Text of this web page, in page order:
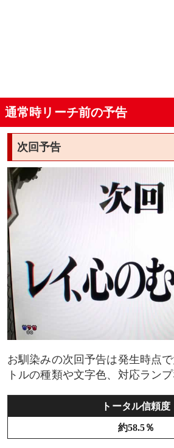
画ブレ
特殊武器ルートキャラ
VSアルミサエル(ストーリーリー
VSサハクィエル(ストーリーリー
初号機透過
最終号機リーチ
通常時リーチ前の予告
次回予告
お馴染みの次回予告は発生時点
トルの種類や文字色、対応ランプ
トータル信頼度
約58.5％